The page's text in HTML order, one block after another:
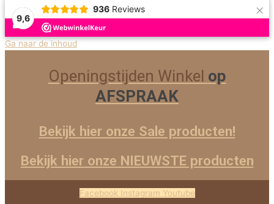
9,6
936 Reviews ×
Ga naar de inhoud
Openingstijden Winkel op
AFSPRAAK
Bekijk hier onze Sale producten!
Bekijk hier onze NIEUWSTE producten
Facebook Instagram Youtube
Uitverkoop!